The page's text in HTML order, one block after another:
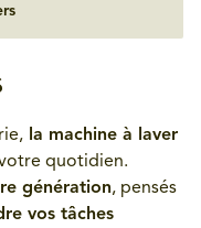
la machine à laver
quotidien.
génération, pensés
vos tâches